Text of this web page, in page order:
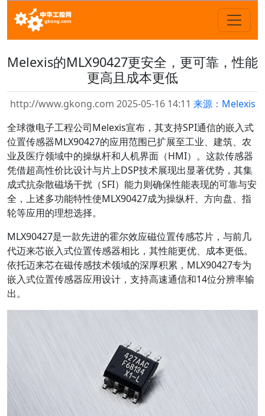
Melexis的MLX90427更安全，更可靠，性能
更高且成本更低
http://www.gkong.com 2025-05-16 14:11 来源：Melexis
全球微电子工程公司Melexis宣布，其支持SPI通信的嵌入式
位置传感器MLX90427的应用范围已扩展至工业、建筑、农
业及医疗领域中的操纵杆和人机界面（HMI）。这款传感器
凭借超高性价比设计与片上DSP技术展现出显著优势，其集
成式抗杂散磁场干扰（SFI）能力则确保性能表现的可靠与安
全，上述多功能特性使MLX90427成为操纵杆、方向盘、指
轮等应用的理想选择。
MLX90427是一款先进的霍尔效应磁位置传感芯片，与前几
代迈来芯嵌入式位置传感器相比，其性能更优、成本更低。
依托迈来芯在磁传感技术领域的深厚积累，MLX90427专为
嵌入式位置传感器应用设计，支持高速通信和14位分辨率输
出。